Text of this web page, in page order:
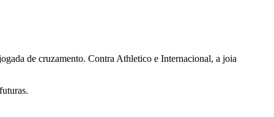
de cruzamento. Contra Athletico e Internacional, a joia